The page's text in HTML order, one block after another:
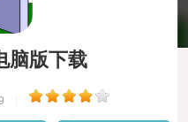
脑版下载